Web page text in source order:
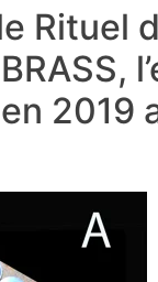
Rituel
2019